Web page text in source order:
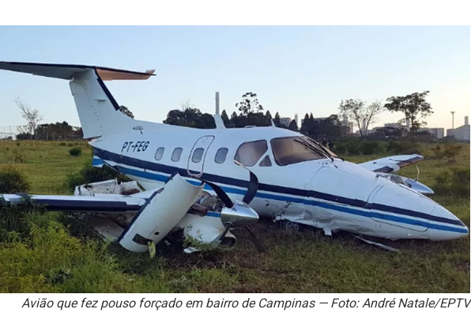
Avião que fez pouso forçado em bairro de Campinas — Foto: André Natale/EPTV